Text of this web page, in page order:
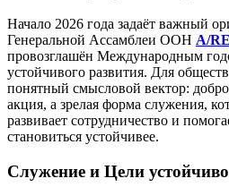
Начало 2026 года задаёт важный
Генеральной Ассамблеи ООН A/
провозглашён Международным
устойчивого развития. Для
понятный смысловой вектор:
акция, а зрелая форма служения,
развивает сотрудничество и
становиться устойчивее.
Служение и Цели